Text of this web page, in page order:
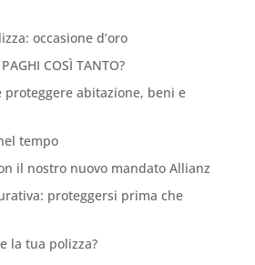
occasione d’oro
COSÌ TANTO?
proteggere abitazione, beni e
tempo
il nostro nuovo mandato Allianz
proteggersi prima che
la tua polizza?